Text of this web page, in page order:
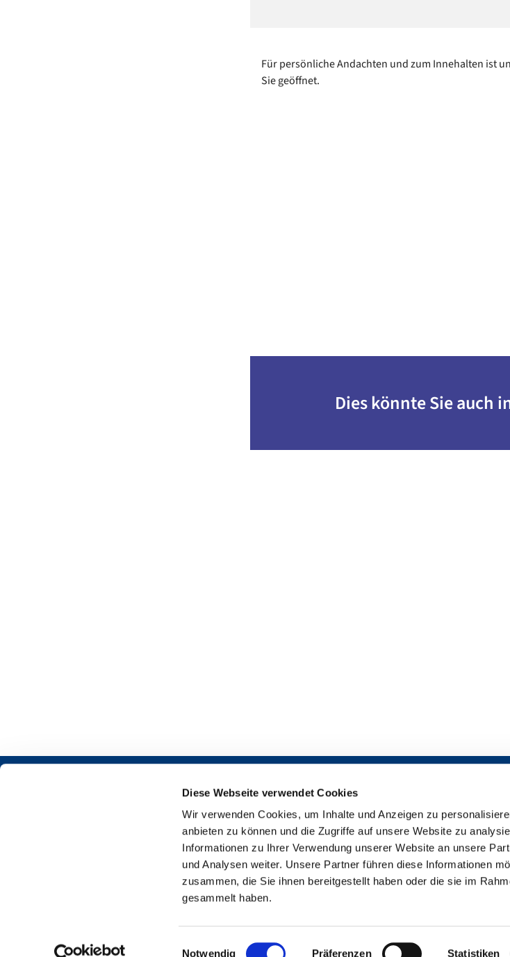
Diese Webseite verwendet Cookies
Wir verwenden Cookies, um Inhalte und Anzeigen zu
anbieten zu können und die Zugriffe auf unsere Website zu
Informationen zu Ihrer Verwendung unserer Website an unsere
und Analysen weiter. Unsere Partner führen diese Informationen
zusammen, die Sie ihnen bereitgestellt haben oder die sie im
gesammelt haben.
Notwendig Präferenzen Statistiken
Für persönliche Andachten und zum Innehalten ist
Sie geöffnet.
Dies könnte Sie auch
 Impressum

Erklärung zur
Martin-Luther-Gemeinde Bremen-Findorff -